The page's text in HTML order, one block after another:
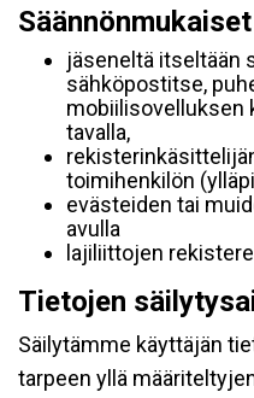
jäseneltä itseltään
sähköpostitse,
mobiilisovelluksen
tavalla,
toimihenkilön
evästeiden tai
avulla
lajiliittojen
Tietojen
Säilytämme käyttäjän
tarpeen yllä